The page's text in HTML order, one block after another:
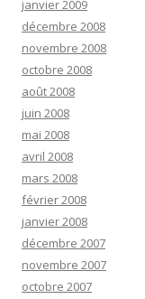
janvier 2009
décembre 2008
novembre 2008
octobre 2008
août 2008
juin 2008
mai 2008
avril 2008
mars 2008
février 2008
janvier 2008
décembre 2007
novembre 2007
octobre 2007